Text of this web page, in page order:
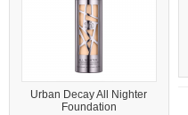
Urban Decay All Nighter
Foundation